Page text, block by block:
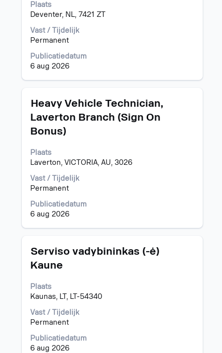
Plaats
Deventer, NL, 7421 ZT
Vast / Tijdelijk
Permanent
Publicatiedatum
6 aug 2026
de
volledige
inhoud
van
functiegegevens
weer
Titel
Heavy Vehicle Technician,
Laverton Branch (Sign On
Bonus)
Plaats
Laverton, VICTORIA, AU, 3026
Vast / Tijdelijk
Permanent
Publicatiedatum
6 aug 2026
Selecteer
spatiebalk
om
volledige
inhoud
de
functiegegevens
weer
te
geven.
Titel
Serviso vadybininkas (-ė)
Kaune
Plaats
Kaunas, LT, LT-54340
Vast / Tijdelijk
Permanent
Publicatiedatum
6 aug 2026
Selecteer
spatiebalk
de
volledige
inhoud
van
functiegegevens
weer